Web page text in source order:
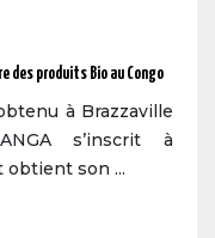
des produits Bio au Congo
à Brazzaville
s’inscrit à
obtient son ...